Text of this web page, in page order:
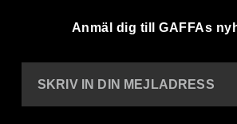
Anmäl dig till GAFFAs
SKRIV IN DIN MEJLADRESS